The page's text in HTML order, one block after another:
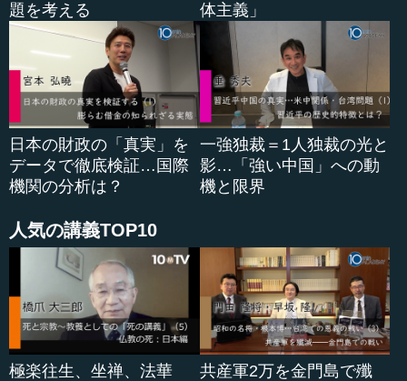
題を考える
体主義」
日本の財政の「真実」を
データで徹底検証…国際
機関の分析は？
一強独裁＝1人独裁の光と
影…「強い中国」への動
機と限界
人気の講義TOP10
極楽往生、坐禅、法華
共産軍2万を金門島で殲